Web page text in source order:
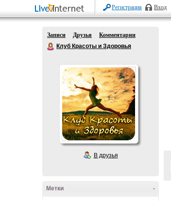
Регистрация Вход
Записи Друзья
Комментарии
Клуб Красоты и Здоровья
В друзья
-
Метки